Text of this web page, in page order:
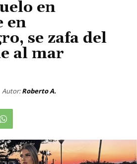
en
en
se zafa del
al mar
Autor: Roberto A.